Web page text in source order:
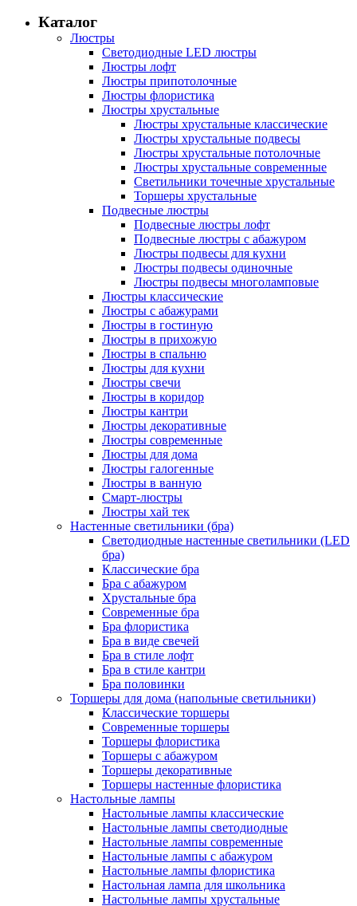
Каталог
Люстры
Светодиодные LED люстры
Люстры лофт
Люстры припотолочные
Люстры флористика
Люстры хрустальные
Люстры хрустальные классические
Люстры хрустальные подвесы
Люстры хрустальные потолочные
Люстры хрустальные современные
Светильники точечные хрустальные
Торшеры хрустальные
Подвесные люстры
Подвесные люстры лофт
Подвесные люстры с абажуром
Люстры подвесы для кухни
Люстры подвесы одиночные
Люстры подвесы многоламповые
Люстры классические
Люстры с абажурами
Люстры в гостиную
Люстры в прихожую
Люстры в спальню
Люстры для кухни
Люстры свечи
Люстры в коридор
Люстры кантри
Люстры декоративные
Люстры современные
Люстры для дома
Люстры галогенные
Люстры в ванную
Смарт-люстры
Люстры хай тек
Настенные светильники (бра)
Светодиодные настенные светильники (LED
бра)
Классические бра
Бра с абажуром
Хрустальные бра
Современные бра
Бра флористика
Бра в виде свечей
Бра в стиле лофт
Бра в стиле кантри
Бра половинки
Торшеры для дома (напольные светильники)
Классические торшеры
Современные торшеры
Торшеры флористика
Торшеры с абажуром
Торшеры декоративные
Торшеры настенные флористика
Настольные лампы
Настольные лампы классические
Настольные лампы светодиодные
Настольные лампы современные
Настольные лампы с абажуром
Настольные лампы флористика
Настольная лампа для школьника
Настольные лампы хрустальные